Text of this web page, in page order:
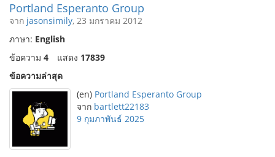
Portland Esperanto Group
จาก jasonsimily, 23 มกราคม 2012
ภาษา: English
ข้อความ 4 แสดง 17839
ข้อความล่าสุด
(en) Portland Esperanto Group
จาก bartlett22183
9 กุมภาพันธ์ 2025